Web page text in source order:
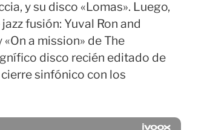
y su disco «Lomas». Luego,
fusión: Yuval Ron and
a mission» de The
disco recién editado de
sinfónico con los